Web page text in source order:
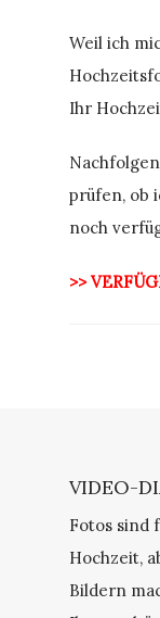
Weil ich
Ihr
prüfen, ob
noch
>>
VIDEO-
Fotos sind
Hochzeit,
Bildern